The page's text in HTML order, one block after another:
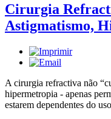
Cirurgia
Astigmatismo,
A cirurgia refractiva não
hipermetropia - apenas
estarem dependentes do